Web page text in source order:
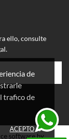
de
trafico de
ACEPTO done
ello, consulte
software by